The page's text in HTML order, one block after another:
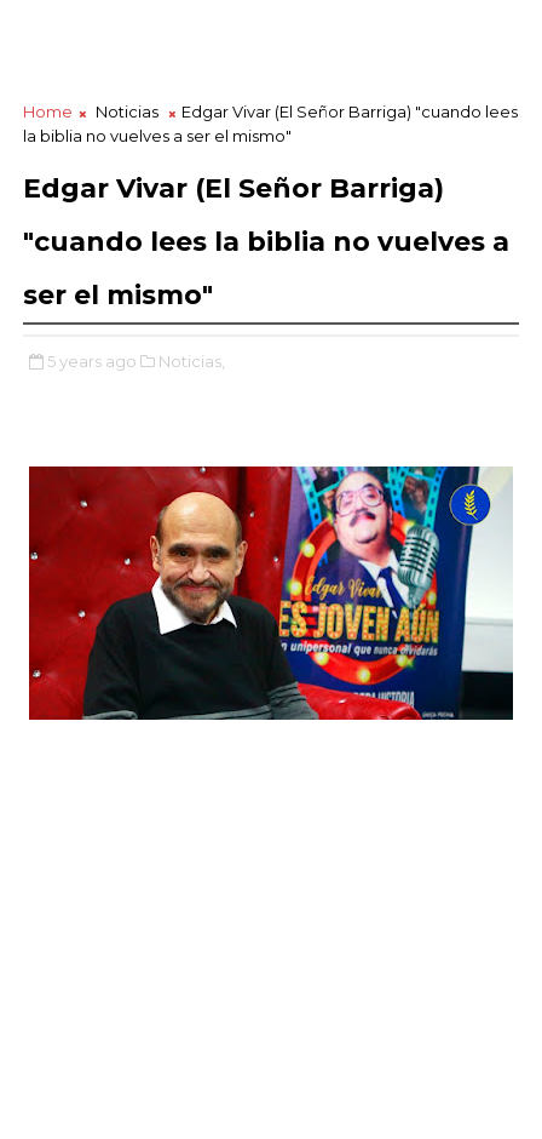
Home Noticias
Edgar Vivar (El Señor Barriga) "cuando lees
la biblia no vuelves a ser el mismo"
Edgar Vivar (El Señor Barriga)
"cuando lees la biblia no vuelves a
ser el mismo"
5 years ago Noticias,